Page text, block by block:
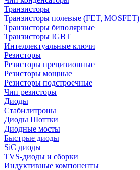
Транзисторы
Транзисторы полевые (FET, MOSFET)
Транзисторы биполярные
Транзисторы IGBT
Интеллектуальные ключи
Резисторы
Резисторы прецизионные
Резисторы мощные
Резисторы подстроечные
Чип резисторы
Диоды
Стабилитроны
Диоды Шоттки
Диодные мосты
Быстрые диоды
SiC диоды
TVS-диоды и сборки
Индуктивные компоненты